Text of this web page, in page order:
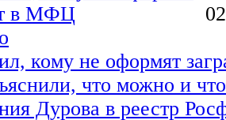
кому не оформят